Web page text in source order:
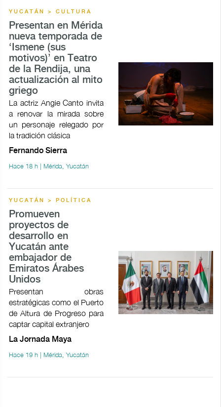
YUCATÁN > CULTURA
Presentan en Mérida
nueva temporada de
‘Ismene (sus
motivos)’ en Teatro
de la Rendija, una
actualización al mito
griego
La actriz Angie Canto invita
a renovar la mirada sobre
un personaje relegado por
la tradición clásica
Fernando Sierra
Hace 18 h | Mérida, Yucatán
YUCATÁN > POLÍTICA
Promueven
proyectos de
desarrollo en
Yucatán ante
embajador de
Emiratos Árabes
Unidos
Presentan obras
estratégicas como el Puerto
de Altura de Progreso para
captar capital extranjero
La Jornada Maya
Hace 19 h | Mérida, Yucatán